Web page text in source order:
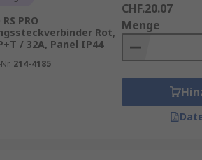
RS PRO
Rot,
/ 32A, Panel IP44
214-4185
CHF.20.07
Menge